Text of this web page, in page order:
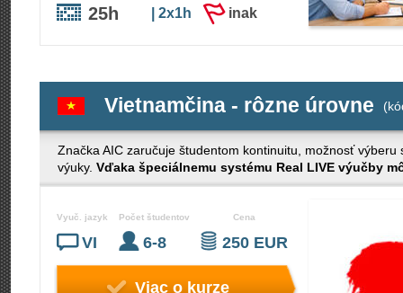
25h | 2x1h inak
Vietnamčina - rôzne úrovne
Značka AIC zaručuje študentom kontinuitu, možnosť
výuky. Vďaka špeciálnemu systému Real LIVE výučby
Vyuč. jazyk
VI
Počet študentov
6-8
Cena
250 EUR
Viac o kurze